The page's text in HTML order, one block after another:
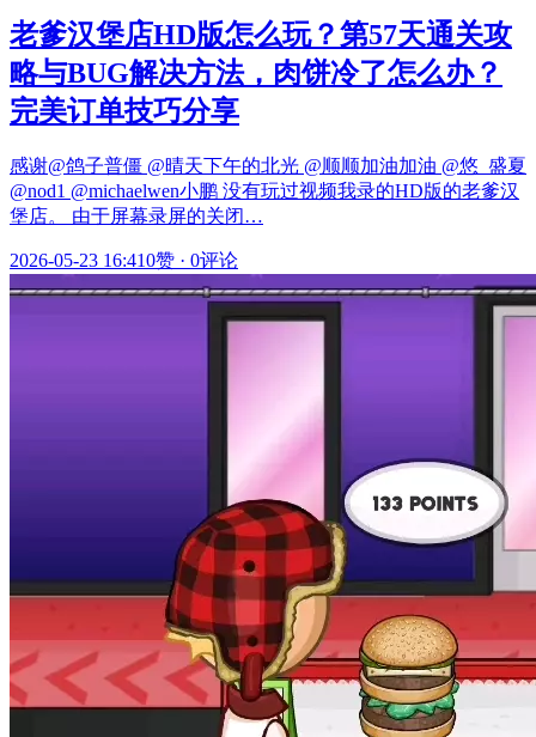
老爹汉堡店HD版怎么玩？第57天通关攻
略与BUG解决方法，肉饼冷了怎么办？
完美订单技巧分享
感谢@鸽子普僵 @晴天下午的北光 @顺顺加油加油 @悠_盛夏
@nod1 @michaelwen小鹏 没有玩过视频我录的HD版的老爹汉
堡店。 由于屏幕录屏的关闭…
2026-05-23 16:410赞 · 0评论